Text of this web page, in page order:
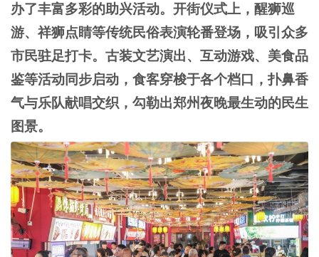
办了丰富多彩的助兴活动。开街仪式上，醒狮巡
游、祥狮点睛等传统民俗表演轮番登场，吸引众多
市民驻足打卡。古装文艺演出、互动游戏、美食品
鉴等活动同步启动，食客穿梭于各个档口，扑鼻香
气与乐队献唱交织，勾勒出郑州夜晚最生动的民生
图景。